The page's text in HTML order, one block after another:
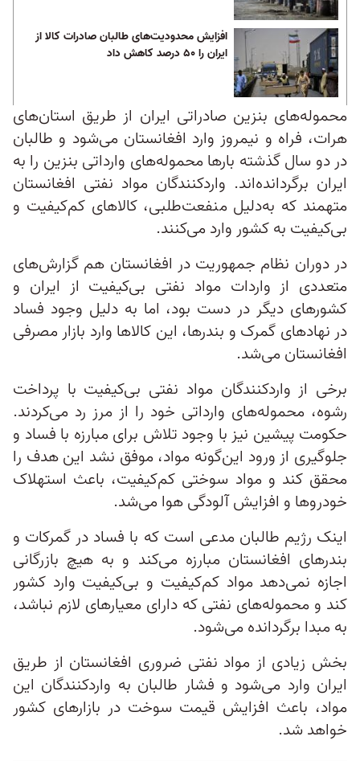
افزایش محدودیت‌های طالبان صادرات کالا از
ایران را ۵۰ درصد کاهش داد
محموله‌های بنزین صادراتی ایران از طریق استان‌های
هرات، فراه و نیمروز وارد افغانستان می‌شود و طالبان
در دو سال گذشته بارها محموله‌های وارداتی بنزین را به
ایران برگردانده‌اند. واردکنندگان مواد نفتی افغانستان
متهمند که به‌دلیل منفعت‌طلبی، کالاهای کم‌کیفیت و
بی‌کیفیت به کشور وارد می‌کنند.
در دوران نظام جمهوریت در افغانستان هم گزارش‌های
متعددی از واردات مواد نفتی بی‌کیفیت از ایران و
کشورهای دیگر در دست بود، اما به‌ دلیل وجود فساد
در نهادهای گمرک‌ و بندرها، این کالاها وارد بازار مصرفی
افغانستان می‌شد.
برخی از واردکنندگان مواد نفتی بی‌کیفیت با پرداخت
رشوه، محموله‌های وارداتی خود را از مرز رد می‌کردند.
حکومت پیشین نیز با وجود تلاش برای مبارزه با فساد و
جلوگیری از ورود این‌گونه مواد، موفق نشد این هدف را
محقق کند و مواد سوختی کم‌کیفیت، باعث استهلاک
خودروها و افزایش آلودگی هوا می‌شد.
اینک رژیم طالبان مدعی است که با فساد در گمرکات و
بندرهای افغانستان مبارزه می‌کند و به هیچ بازرگانی
اجازه نمی‌دهد مواد کم‌کیفیت و بی‌کیفیت وارد کشور
کند و محموله‌های نفتی که دارای معیارهای لازم نباشد،
به مبدا برگردانده می‌شود.
بخش زیادی از مواد نفتی ضروری افغانستان از طریق
ایران وارد می‌شود و فشار طالبان به واردکنندگان این
مواد، باعث افزایش قیمت سوخت در بازارهای کشور
خواهد شد.